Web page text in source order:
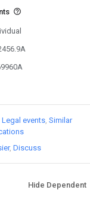
Legal events Similar
Discuss
Hide Dependent